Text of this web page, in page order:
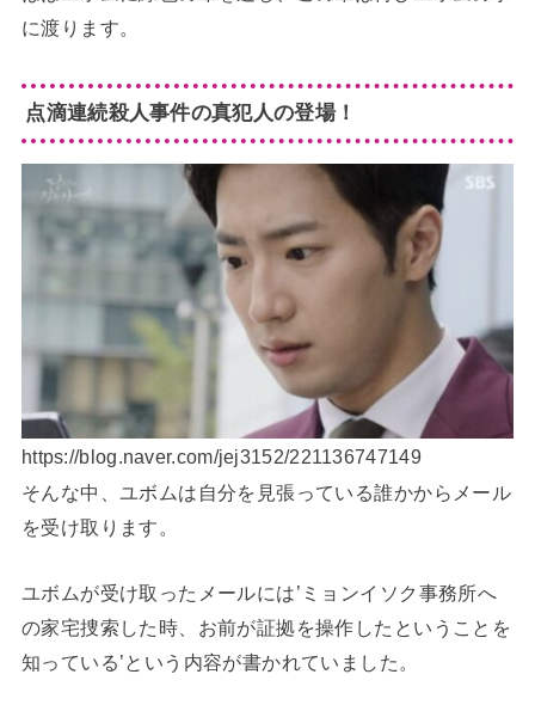
に渡ります。
点滴連続殺人事件の真犯人の登場！
https://blog.naver.com/jej3152/221136747149
そんな中、ユボムは自分を見張っている誰かからメール
を受け取ります。
ユボムが受け取ったメールには’ミョンイソク事務所へ
の家宅捜索した時、お前が証拠を操作したということを
知っている’という内容が書かれていました。